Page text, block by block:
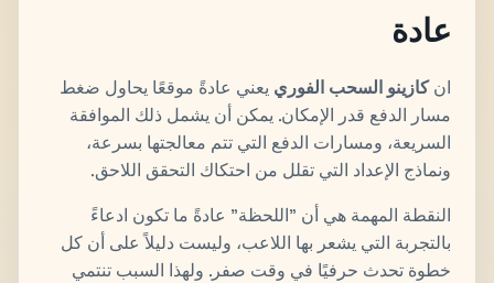
عادة
انكازينو السحب الفوري يعني عادةً موقعًا يحاول ضغط
مسار الدفع قدر الإمكان. يمكن أن يشمل ذلك الموافقة
السريعة، ومسارات الدفع التي تتم معالجتها بسرعة،
ونماذج الإعداد التي تقلل من احتكاك التحقق اللاحق.
النقطة المهمة هي أن "اللحظة" عادةً ما تكون ادعاءً
بالتجربة التي يشعر بها اللاعب، وليست دليلاً على أن كل
خطوة تحدث حرفيًا في وقت صفر. ولهذا السبب تنتمي